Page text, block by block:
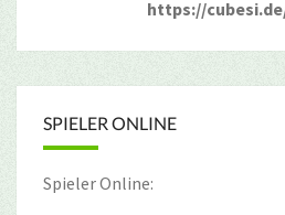
https://
SPIELER ONLINE
Spieler Online: